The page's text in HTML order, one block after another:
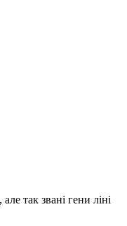
так звані гени ліні